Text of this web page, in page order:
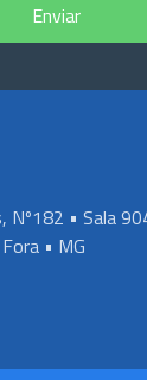
Enviar
Nº182 • Sala
• MG